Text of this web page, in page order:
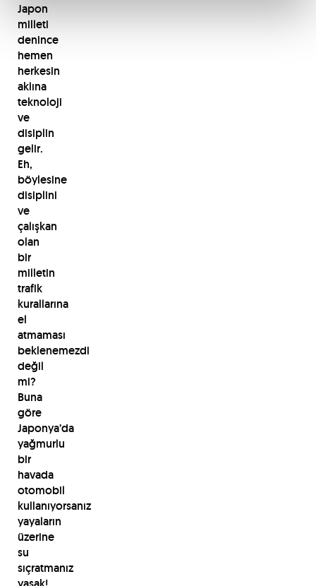
Japon
milleti
denince
hemen
herkesin
aklına
teknoloji
ve
disiplin
gelir.
Eh,
böylesine
disiplini
ve
çalışkan
olan
bir
milletin
trafik
kurallarına
el
atmaması
beklenemezdi
değil
mi?
Buna
göre
Japonya’da
yağmurlu
bir
havada
otomobil
kullanıyorsanız
yayaların
üzerine
su
sıçratmanız